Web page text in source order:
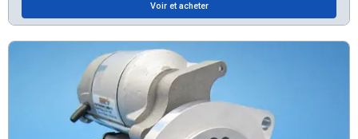
Voir et acheter